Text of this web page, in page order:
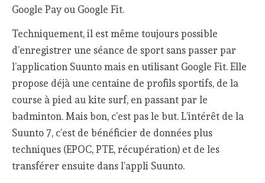
Google Pay ou Google Fit.
Techniquement, il est même toujours possible
d’enregistrer une séance de sport sans passer par
l’application Suunto mais en utilisant Google Fit. Elle
propose déjà une centaine de profils sportifs, de la
course à pied au kite surf, en passant par le
badminton. Mais bon, c’est pas le but. L’intérêt de la
Suunto 7, c’est de bénéficier de données plus
techniques (EPOC, PTE, récupération) et de les
transférer ensuite dans l’appli Suunto.